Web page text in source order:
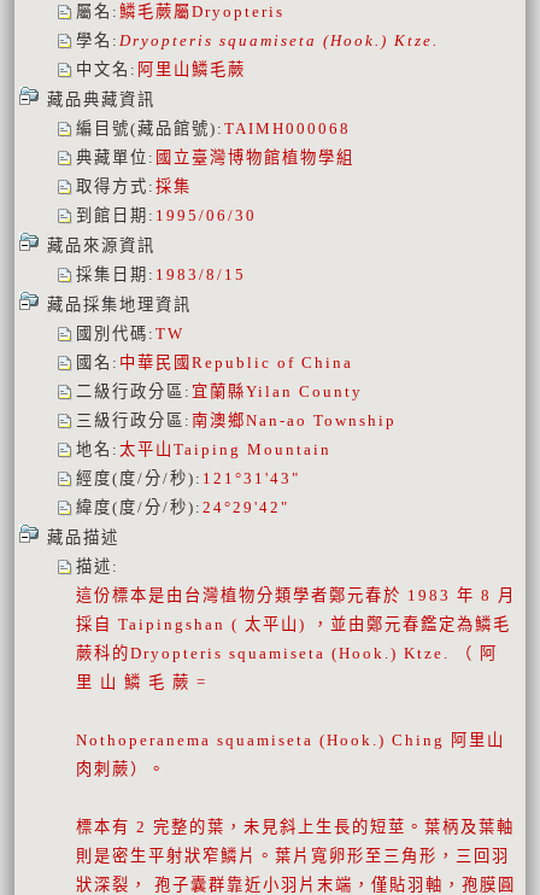
屬名 : 鱗毛蕨屬Dryopteris
學名 : Dryopteris squamiseta (Hook.) Ktze.
中文名 : 阿里山鱗毛蕨
藏品典藏資訊
編目號(藏品館號) : TAIMH000068
典藏單位 : 國立臺灣博物館植物學組
取得方式 : 採集
到館日期 : 1995/06/30
藏品來源資訊
採集日期 : 1983/8/15
藏品採集地理資訊
國別代碼 : TW
國名 : 中華民國 Republic of China
二級行政分區 : 宜蘭縣Yilan County
三級行政分區 : 南澳鄉Nan-ao Township
地名 : 太平山 Taiping Mountain
經度(度/分/秒) : 121°31'43"
緯度(度/分/秒) : 24°29'42"
藏品描述
描述 :
這份標本是由台灣植物分類學者鄭元春於 1983 年 8 月
採自 Taipingshan ( 太平山) ，並由鄭元春鑑定為鱗毛
蕨科的Dryopteris squamiseta (Hook.) Ktze. （ 阿
里 山 鱗 毛 蕨 =
Nothoperanema squamiseta (Hook.) Ching 阿里山
肉刺蕨）。
標本有 2 完整的葉，未見斜上生長的短莖。葉柄及葉軸
則是密生平射狀窄鱗片。葉片寬卵形至三角形，三回羽
狀深裂， 孢子囊群靠近小羽片末端，僅貼羽軸，孢膜圓